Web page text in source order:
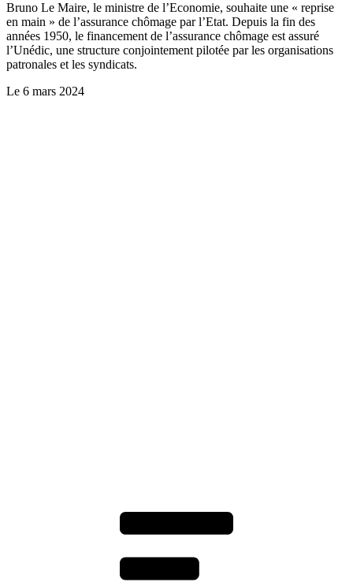
Bruno Le Maire, le ministre de l’Economie, souhaite une « reprise
en main » de l’assurance chômage par l’Etat. Depuis la fin des
années 1950, le financement de l’assurance chômage est assuré
l’Unédic, une structure conjointement pilotée par les organisations
patronales et les syndicats.
Le 6 mars 2024